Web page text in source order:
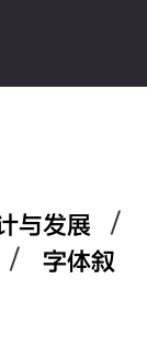
与发展 /
/
字体叙